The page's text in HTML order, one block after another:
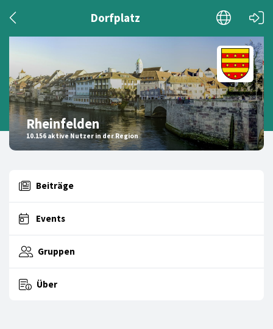
Dorfplatz
Rheinfelden
10.156 aktive Nutzer in der Region
Beiträge
Events
Gruppen
Über